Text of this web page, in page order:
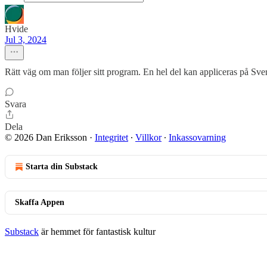
Hvide
Jul 3, 2024
Rätt väg om man följer sitt program. En hel del kan appliceras på
Svara
Dela
© 2026 Dan Eriksson · Integritet ∙ Villkor∙ Inkassovarning
Starta din Substack
Skaffa Appen
Substack är hemmet för fantastisk kultur